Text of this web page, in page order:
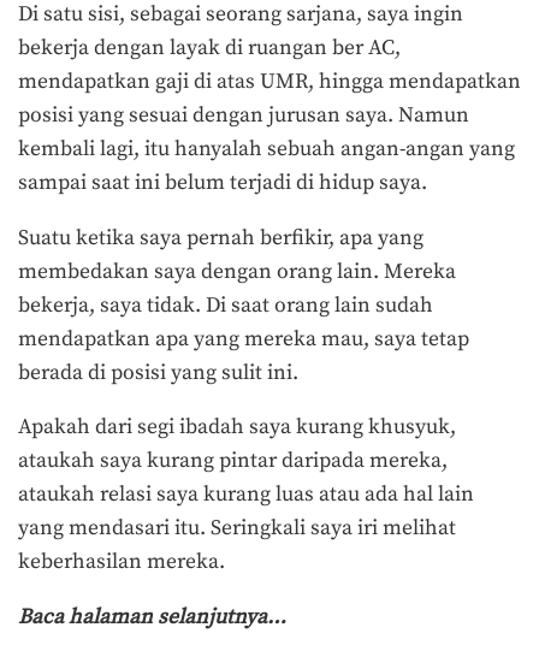
Di satu sisi, sebagai seorang sarjana, saya ingin
bekerja dengan layak di ruangan ber AC,
mendapatkan gaji di atas UMR, hingga mendapatkan
posisi yang sesuai dengan jurusan saya. Namun
kembali lagi, itu hanyalah sebuah angan-angan yang
sampai saat ini belum terjadi di hidup saya.
Suatu ketika saya pernah berfikir, apa yang
membedakan saya dengan orang lain. Mereka
bekerja, saya tidak. Di saat orang lain sudah
mendapatkan apa yang mereka mau, saya tetap
berada di posisi yang sulit ini.
Apakah dari segi ibadah saya kurang khusyuk,
ataukah saya kurang pintar daripada mereka,
ataukah relasi saya kurang luas atau ada hal lain
yang mendasari itu. Seringkali saya iri melihat
keberhasilan mereka.
Baca halaman selanjutnya…